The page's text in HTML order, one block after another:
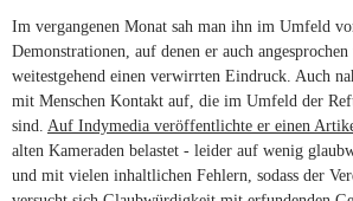
Im vergangenen Monat sah man ihn im Umfeld
Demonstrationen, auf denen er auch
weitestgehend einen verwirrten Eindruck. Auch
mit Menschen Kontakt auf, die im Umfeld der
sind. Auf Indymedia veröffentlichte er einen
alten Kameraden belastet - leider auf wenig
und mit vielen inhaltlichen Fehlern, sodass der